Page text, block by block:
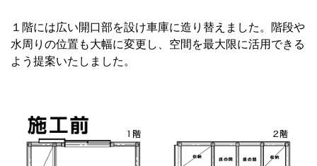
１階には広い開口部を設け車庫に造り替えました。階段や
水周りの位置も大幅に変更し、空間を最大限に活用できる
よう提案いたしました。